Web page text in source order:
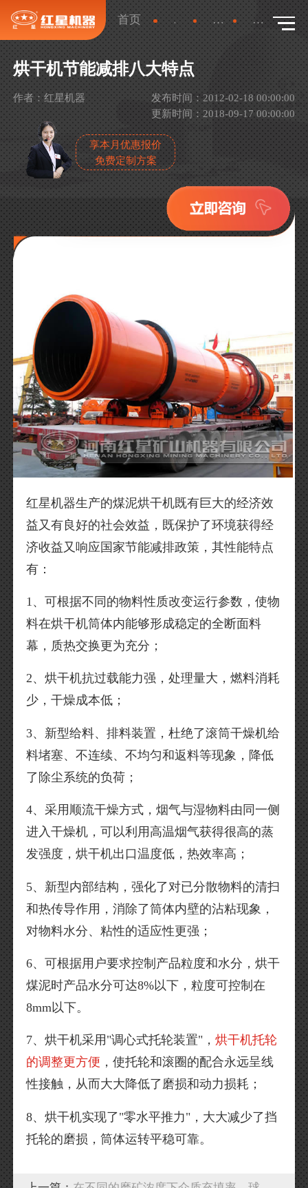
首页 新闻 行业新闻 详情
烘干机节能减排八大特点
作者：红星机器
发布时间：2012-02-18 00:00:00
更新时间：2018-09-17 00:00:00
享本月优惠报价
免费定制方案
红星机器生产的煤泥烘干机既有巨大的经济效
益又有良好的社会效益，既保护了环境获得经
济收益又响应国家节能减排政策，其性能特点
有：
1、可根据不同的物料性质改变运行参数，使物
料在烘干机筒体内能够形成稳定的全断面料
幕，质热交换更为充分；
2、烘干机抗过载能力强，处理量大，燃料消耗
少，干燥成本低；
3、新型给料、排料装置，杜绝了滚筒干燥机给
料堵塞、不连续、不均匀和返料等现象，降低
了除尘系统的负荷；
4、采用顺流干燥方式，烟气与湿物料由同一侧
进入干燥机，可以利用高温烟气获得很高的蒸
发强度，烘干机出口温度低，热效率高；
5、新型内部结构，强化了对已分散物料的清扫
和热传导作用，消除了筒体内壁的沾粘现象，
对物料水分、粘性的适应性更强；
6、可根据用户要求控制产品粒度和水分，烘干
煤泥时产品水分可达8%以下，粒度可控制在
8mm以下。
7、烘干机采用"调心式托轮装置"，烘干机托轮
的调整更方便 ，使托轮和滚圈的配合永远呈线
性接触，从而大大降低了磨损和动力损耗；
8、烘干机实现了"零水平推力"，大大减少了挡
托轮的磨损，筒体运转平稳可靠。